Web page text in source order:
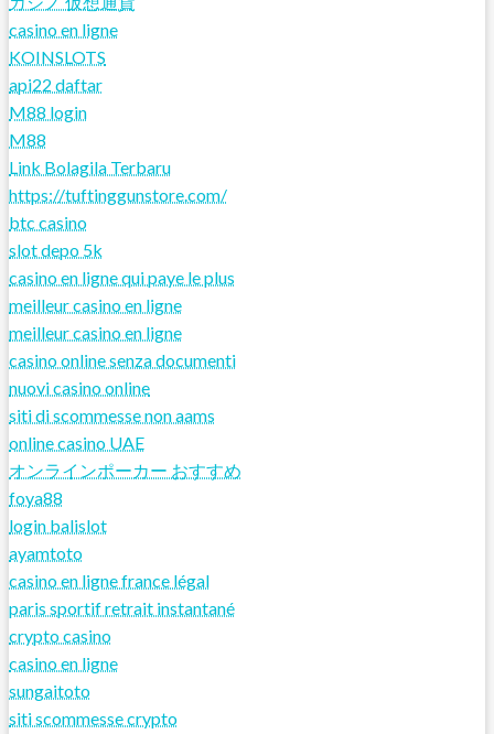
casino en ligne
KOINSLOTS
api22 daftar
M88 login
M88
Link Bolagila Terbaru
https://tuftinggunstore.com/
btc casino
slot depo 5k
casino en ligne qui paye le plus
meilleur casino en ligne
meilleur casino en ligne
casino online senza documenti
nuovi casino online
siti di scommesse non aams
online casino UAE
オンラインポーカー おすすめ
foya88
login balislot
ayamtoto
casino en ligne france légal
paris sportif retrait instantané
crypto casino
casino en ligne
sungaitoto
siti scommesse crypto